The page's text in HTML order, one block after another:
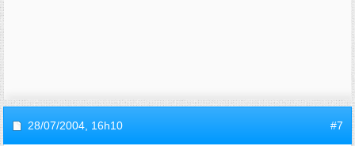
28/07/2004, 16h10 #7